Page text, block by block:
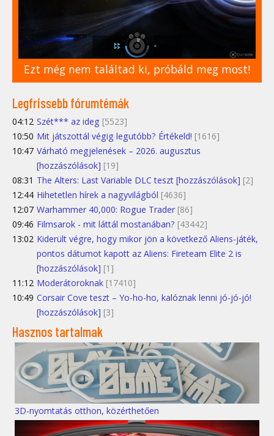
Ezt még nem találtad ki, próbáld meg most!
Legfrissebb fórumtémák
04:12 Szét*** az ideg [5523]
10:50 Mit játszottál végig legutóbb? Értékeld! [1616]
10:47 Várható megjelenések – 2026. augusztus
[hozzászólások] [19]
08:31 The Alters: Last Variable DLC teszt [hozzászólások] [2]
12:44 Hihetetlen hírek a nagyvilágból [4636]
12:07 Warhammer 40,000: Rogue Trader [86]
09:46 Filmsarok - mit láttál mostanában? [43442]
13:02 Kiderült végre, hogy mikor jön a következő Aliens-játék,
pontos dátumot kapott az Aliens: Fireteam Elite 2 is
[hozzászólások] [1]
11:12 Moderátoroknak [17410]
10:49 Corsair Cove teszt – Yo-ho-ho, kalóznak lenni jó-jó-jó!
[hozzászólások] [3]
Hasznos tartalmak
3D-nyomtatás otthon, közérthetően